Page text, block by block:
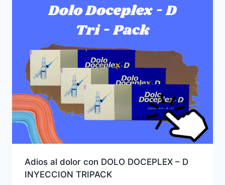
Adios al dolor con DOLO DOCEPLEX – D
INYECCION TRIPACK